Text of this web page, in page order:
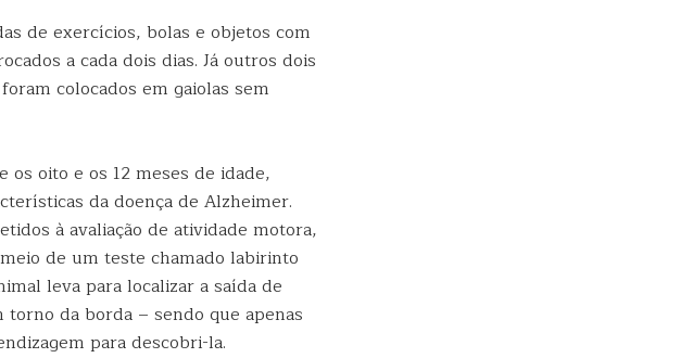
de exercícios, bolas e objetos com
a cada dois dias. Já outros dois
colocados em gaiolas sem
oito e os 12 meses de idade,
da doença de Alzheimer.
à avaliação de atividade motora,
de um teste chamado labirinto
leva para localizar a saída de
da borda – sendo que apenas
para descobri-la.